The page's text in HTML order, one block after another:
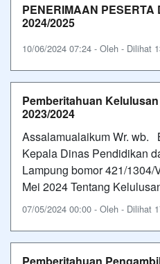
PENERIMAAN PESERTA
2024/2025
10/06/2024 07:24 - Oleh - Dilihat
Pemberitahuan
2023/2024
Assalamualaikum Wr. wb.
Kepala Dinas Pendidikan
Lampung bomor 421/1304/
Mei 2024 Tentang
07/05/2024 00:00 - Oleh - Dilihat
Pemberitahuan